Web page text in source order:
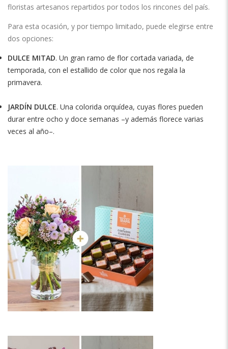
floristas artesanos repartidos por todos los rincones del país.
Para esta ocasión, y por tiempo limitado, puede elegirse entre
dos opciones:
DULCE MITAD. Un gran ramo de flor cortada variada, de
temporada, con el estallido de color que nos regala la
primavera.
JARDÍN DULCE. Una colorida orquídea, cuyas flores pueden
durar entre ocho y doce semanas –y además florece varias
veces al año–.